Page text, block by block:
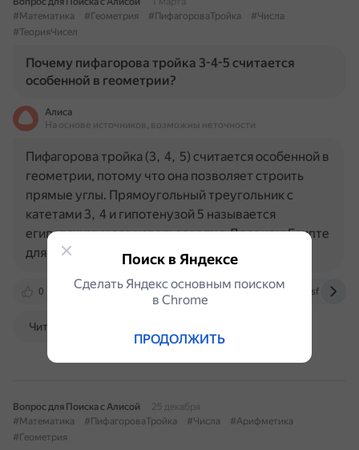
#Математика
#Геометрия #ПифагороваТройка
#Числа
#ТеорияЧисел
Почему пифагорова тройка 3-4-5 считается
особенной в геометрии?
Алиса
На основе источников, возможны неточности
0 multiurok.ru nsportal.ru
Пифагорова тройка (3, 4, 5) считается особенной в
геометрии, потому что она позволяет строить
прямые углы. Прямоугольный треугольник с
катетами 3, 4 и гипотенузой 5 называется
египетским, и его использовали в Древнем Египте
для этих целей. Кроме…
Читать далее
Вопрос для Поиска с Алисой
25 декабря
#Математика
#ПифагороваТройка #Числа
#Арифметика
#Геометрия
Поиск в Яндексе
Сделать Яндекс основным поиском
в Сhrome
ПРОДОЛЖИТЬ